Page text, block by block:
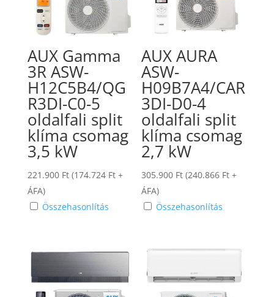
AUX Gamma
3R ASW-
H12C5B4/QG
R3DI-C0-5
oldalfali split
klíma csomag
3,5 kW
221.900 Ft (174.724 Ft+
ÁFA)
Összehasonlítás
AUX AURA
ASW-
H09B7A4/CAR
3DI-D0-4
oldalfali split
klíma csomag
2,7 kW
305.900 Ft (240.866 Ft +
ÁFA)
Összehasonlítás